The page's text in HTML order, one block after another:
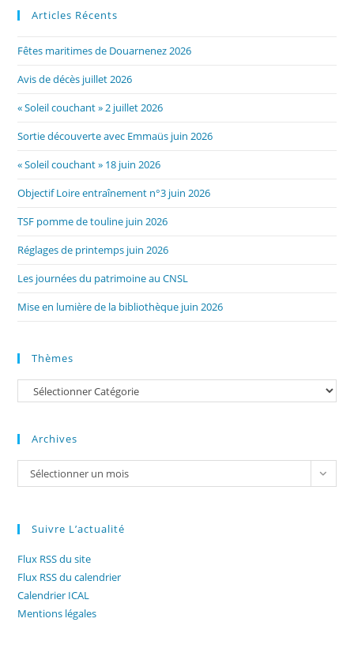
Articles Récents
Fêtes maritimes de Douarnenez 2026
Avis de décès juillet 2026
« Soleil couchant » 2 juillet 2026
Sortie découverte avec Emmaüs juin 2026
« Soleil couchant » 18 juin 2026
Objectif Loire entraînement n°3 juin 2026
TSF pomme de touline juin 2026
Réglages de printemps juin 2026
Les journées du patrimoine au CNSL
Mise en lumière de la bibliothèque juin 2026
Thèmes
Catégories
Archives
Archives
Sélectionner un mois
Suivre L’actualité
Flux RSS du site
Flux RSS du calendrier
Calendrier ICAL
Mentions légales